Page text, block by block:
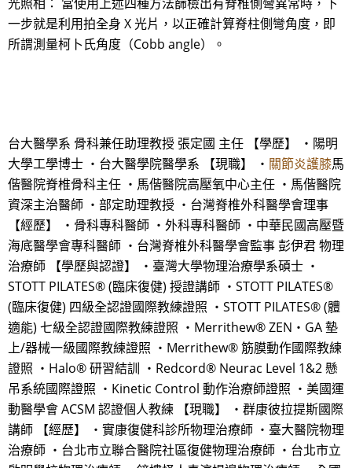
一步就是利用拍全身 X 光片，以正確計算脊柱側彎角度，即
所謂測量柯卜氏角度（Cobb angle）。
台大醫學系 骨科兼任助理教授 張定國 主任 【學歷】 ・陽明
大學工學博士 ・台大醫學院醫學系 【現職】 ・ 關節炎護膝馬
偕醫院脊椎骨科主任 ・馬偕醫院高壓氧中心主任 ・馬偕醫院
資深主治醫師 ・部定助理教授 ・台灣脊椎外科醫學會理事
【經歷】 ・骨科專科醫師 ・外科專科醫師 ・中華民國高壓暨
海底醫學會專科醫師 ・台灣脊椎外科醫學會監事 彭伊君 物理
治療師 【學歷與認證】 ・臺灣大學物理治療學系碩士 ・
STOTT PILATES® (臨床復健) 授證講師 ・STOTT PILATES®
(臨床復健) 四級全認證國際教練證照 ・STOTT PILATES® (體
適能) 七級全認證國際教練證照 ・Merrithew® ZEN‧GA 墊
上/器械一級國際教練證照 ・Merrithew® 筋膜動作國際教練
證照 ・Halo® 研習結訓 ・Redcord® Neurac Level 1&2 懸
吊系統國際證照 ・Kinetic Control 動作治療師證照 ・美國運
動醫學會 ACSM 認證個人教練 【現職】 ・群康彼拉提斯國際
講師 【經歷】 ・實康復健科診所物理治療師 ・臺大醫院物理
治療師 ・台北市立聯合醫院社區復健物理治療師 ・台北市立